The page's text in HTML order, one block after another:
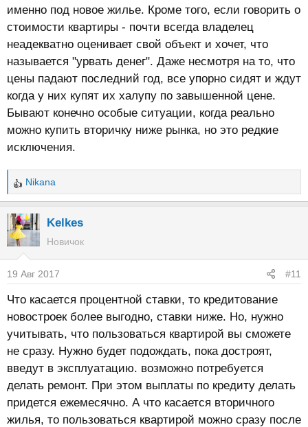
именно под новое жилье. Кроме того, если говорить о
стоимости квартиры - почти всегда владелец
неадекватно оценивает свой объект и хочет, что
называется "урвать денег". Даже несмотря на то, что
цены падают последний год, все упорно сидят и ждут
когда у них купят их халупу по завышенной цене.
Бывают конечно особые ситуации, когда реально
можно купить вторичку ниже рынка, но это редкие
исключения.
Р
е
а
к
ц
и
:
Nikana
Kelkes
Новичок
19 Авг 2017 #11
Что касается процентной ставки, то кредитование
новостроек более выгодно, ставки ниже. Но, нужно
учитывать, что пользоваться квартирой вы сможете
не сразу. Нужно будет подождать, пока достроят,
введут в эксплуатацию. возможно потребуется
делать ремонт. При этом выплаты по кредиту делать
придется ежемесячно. А что касается вторичного
жилья, то пользоваться квартирой можно сразу после